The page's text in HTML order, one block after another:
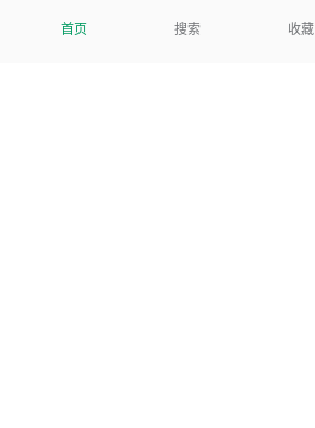
首页 搜索 收藏
我们努力把每一个工具做成批量处理的产品